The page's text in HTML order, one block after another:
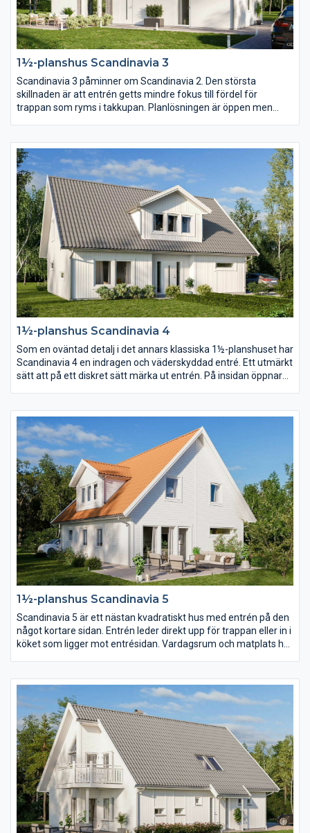
1½-planshus Scandinavia 3
Scandinavia 3 påminner om Scandinavia 2. Den största
skillnaden är att entrén getts mindre fokus till fördel för
trappan som ryms i takkupan. Planlösningen är öppen men
så stor.
1½-planshus Scandinavia 4
Som en oväntad detalj i det annars klassiska 1½-planshuset har
Scandinavia 4 en indragen och väderskyddad entré. Ett utmärkt
sätt att på ett diskret sätt märka ut entrén. På insidan öppnar
Föräldrasovrummet placerar ni lika gärna på bottenvåningen
som en trappa upp.
1½-planshus Scandinavia 5
Scandinavia 5 är ett nästan kvadratiskt hus med entrén på den
något kortare sidan. Entrén leder direkt upp för trappan eller in i
köket som ligger mot entrésidan. Vardagsrum och matplats har
väl tilltaget allrum för hela familjen.